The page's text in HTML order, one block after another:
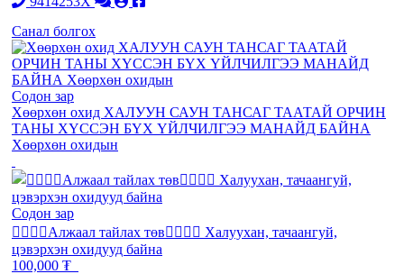
Санал болгох
Содон зар
Хөөрхөн охид ХАЛУУН САУН ТАНСАГ ТААТАЙ ОРЧИН
ТАНЫ ХҮССЭН БҮХ ҮЙЛЧИЛГЭЭ МАНАЙД БАЙНА
Хөөрхөн охидын
Содон зар
❤️‍🔥❤️‍🔥Алжаал тайлах төв❤️‍🔥❤️‍🔥 Халуухан, тачаангуй,
цэвэрхэн охидууд байна
100,000 ₮